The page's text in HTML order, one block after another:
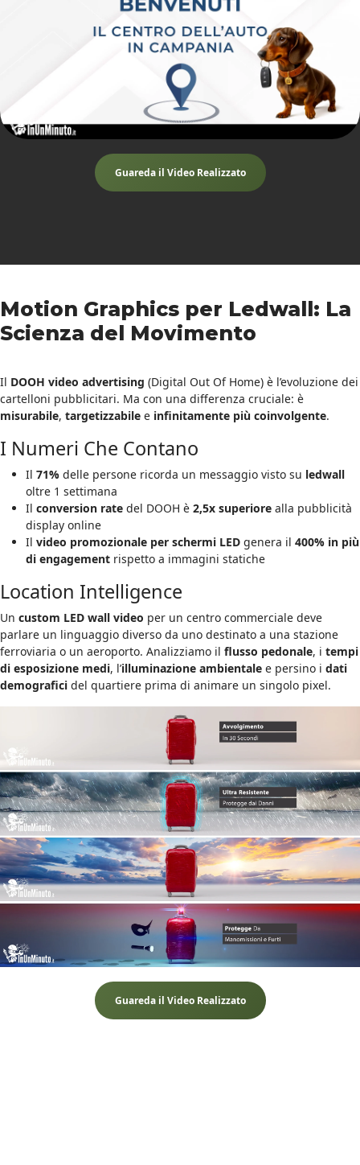
Guareda il Video Realizzato
Motion Graphics per Ledwall: La
Scienza del Movimento
Il DOOH video advertising (Digital Out Of Home) è l’evoluzione dei
cartelloni pubblicitari. Ma con una differenza cruciale: è
misurabile, targetizzabile e infinitamente più coinvolgente.
I Numeri Che Contano
Il 71% delle persone ricorda un messaggio visto su ledwall
oltre 1 settimana
Il conversion rate del DOOH è 2,5x superiore alla pubblicità
display online
Il video promozionale per schermi LED genera il 400% in più
di engagement rispetto a immagini statiche
Location Intelligence
Un custom LED wall video per un centro commerciale deve
parlare un linguaggio diverso da uno destinato a una stazione
ferroviaria o un aeroporto. Analizziamo il flusso pedonale, i tempi
di esposizione medi, l’illuminazione ambientale e persino i dati
demografici del quartiere prima di animare un singolo pixel.
Guareda il Video Realizzato